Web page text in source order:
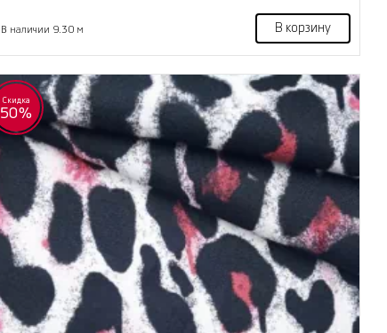
В наличии 9.30 м В корзину
Скидка
50%